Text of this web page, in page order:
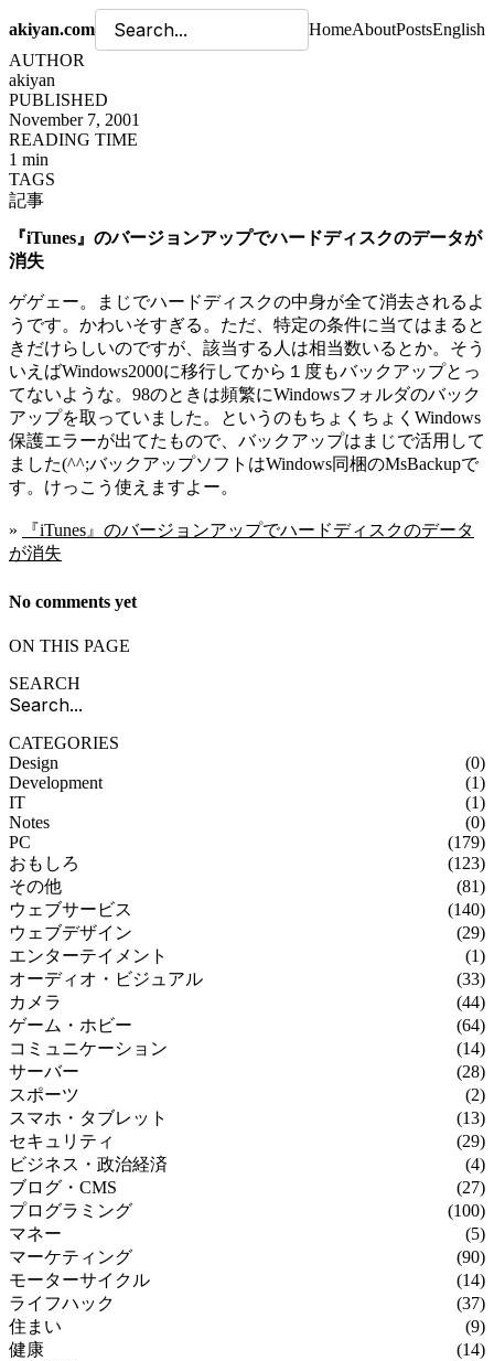
akiyan.com HomeAboutPostsEnglish
AUTHOR
akiyan
PUBLISHED
November 7, 2001
READING TIME
1 min
TAGS
記事
『iTunes』のバージョンアップでハードディスクのデータが
消失
ゲゲェー。まじでハードディスクの中身が全て消去されるよ
うです。かわいそすぎる。ただ、特定の条件に当てはまると
きだけらしいのですが、該当する人は相当数いるとか。そう
いえばWindows2000に移行してから１度もバックアップとっ
てないような。98のときは頻繁にWindowsフォルダのバック
アップを取っていました。というのもちょくちょくWindows
保護エラーが出てたもので、バックアップはまじで活用して
ました(^^;バックアップソフトはWindows同梱のMsBackupで
す。けっこう使えますよー。
»
『iTunes』のバージョンアップでハードディスクのデータ
が消失
No comments yet
ON THIS PAGE
SEARCH
CATEGORIES
Design
(0)
Development
(1)
IT
(1)
Notes
(0)
PC
(179)
おもしろ
(123)
その他
(81)
ウェブサービス
(140)
ウェブデザイン
(29)
エンターテイメント
(1)
オーディオ・ビジュアル
(33)
カメラ
(44)
ゲーム・ホビー
(64)
コミュニケーション
(14)
サーバー
(28)
スポーツ
(2)
スマホ・タブレット
(13)
セキュリティ
(29)
ビジネス・政治経済
(4)
ブログ・CMS
(27)
プログラミング
(100)
マネー
(5)
マーケティング
(90)
モーターサイクル
(14)
ライフハック
(37)
住まい
(9)
健康
(14)